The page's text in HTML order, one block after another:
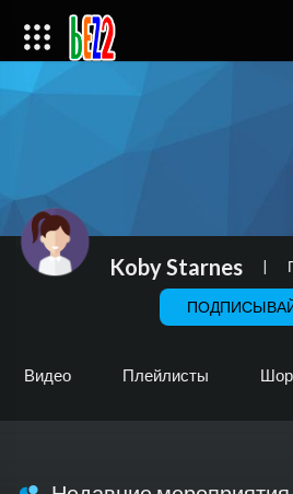
Koby Starnes |
Видео Плейлисты